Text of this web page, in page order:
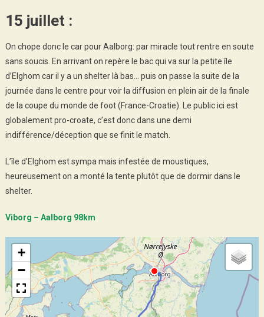
15 juillet :
On chope donc le car pour Aalborg: par miracle tout rentre en soute
sans soucis. En arrivant on repère le bac qui va sur la petite île
d’Elghom car il y a un shelter là bas… puis on passe la suite de la
journée dans le centre pour voir la diffusion en plein air de la finale
de la coupe du monde de foot (France-Croatie). Le public ici est
globalement pro-croate, c’est donc dans une demi
indifférence/déception que se finit le match.
L’île d’Elghom est sympa mais infestée de moustiques,
heureusement on a monté la tente plutôt que de dormir dans le
shelter.
Viborg – Aalborg 98km
+
−